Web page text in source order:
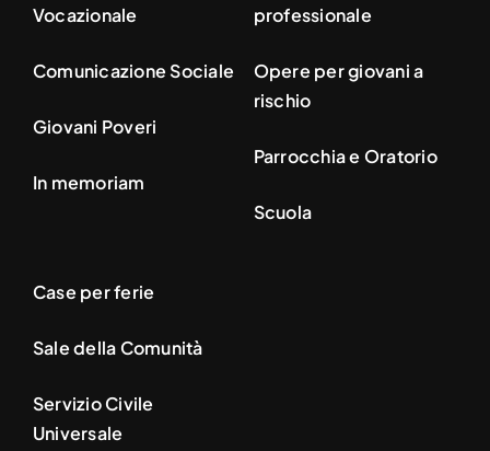
Vocazionale
Comunicazione Sociale
Giovani Poveri
In memoriam
professionale
Opere per giovani a
rischio
Parrocchia e Oratorio
Scuola
Case per ferie
Sale della Comunità
Servizio Civile
Universale